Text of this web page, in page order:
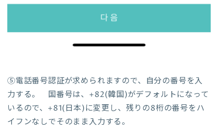
⑤電話番号認証が求められますので、自分の番号を入
力する。 国番号は、+82(韓国)がデフォルトになって
いるので、+81(日本)に変更し、残りの8桁の番号をハ
イフンなしでそのまま入力する。